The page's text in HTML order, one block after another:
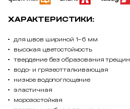
ХАРАКТЕРИСТИКИ:
для швов шириной 1–6 мм
высокая цветостойкость
твердение без образования трещин
водо- и грязеотталкивающая
низкое водопоглощение
эластичная
морозостойкая